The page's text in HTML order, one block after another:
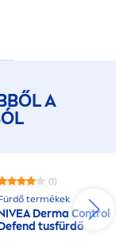
A
(1)
termékek
Derma Control
tusfürdő